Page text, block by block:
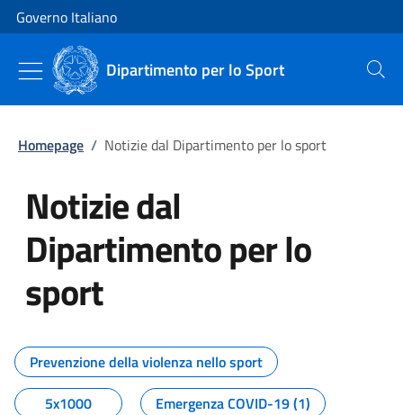
Vai al contenuto
Vai alla navigazione del sito
Governo Italiano
Dipartimento per lo Sport Cerca
Homepage / Notizie dal Dipartimento per lo sport
Notizie dal
Dipartimento per lo
sport
Tutti i contenuti della pagina
Prevenzione della violenza nello sport
5x1000
Emergenza COVID-19 (1)